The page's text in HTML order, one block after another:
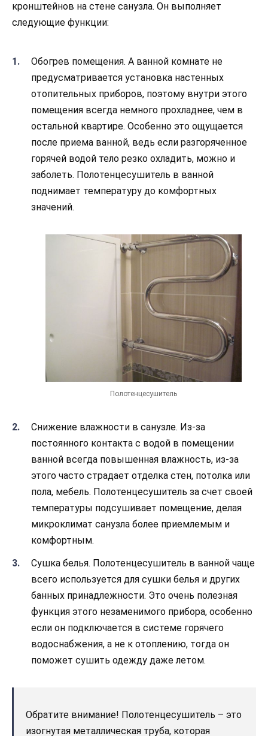
кронштейнов на стене санузла. Он выполняет
следующие функции:
Обогрев помещения. А ванной комнате не
предусматривается установка настенных
отопительных приборов, поэтому внутри этого
помещения всегда немного прохладнее, чем в
остальной квартире. Особенно это ощущается
после приема ванной, ведь если разгоряченное
горячей водой тело резко охладить, можно и
заболеть. Полотенцесушитель в ванной
поднимает температуру до комфортных
значений.
Полотенцесушитель
Снижение влажности в санузле. Из-за
постоянного контакта с водой в помещении
ванной всегда повышенная влажность, из-за
этого часто страдает отделка стен, потолка или
пола, мебель. Полотенцесушитель за счет своей
температуры подсушивает помещение, делая
микроклимат санузла более приемлемым и
комфортным.
Сушка белья. Полотенцесушитель в ванной чаще
всего используется для сушки белья и других
банных принадлежности. Это очень полезная
функция этого незаменимого прибора, особенно
если он подключается в системе горячего
водоснабжения, а не к отоплению, тогда он
поможет сушить одежду даже летом.
Обратите внимание! Полотенцесушитель – это
изогнутая металлическая труба, которая